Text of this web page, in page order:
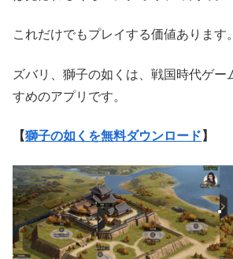
これだけでもプレイする価値あります。
ズバリ、獅子の如くは、戦国時代ゲー
すめのアプリです。
【獅子の如くを無料ダウンロード 】